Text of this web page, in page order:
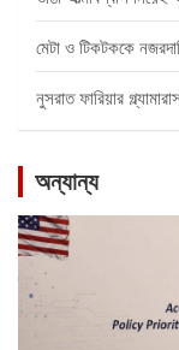
মেটা ও টিকটককে
নুসরাত ফারিয়ার
অন্যান্য